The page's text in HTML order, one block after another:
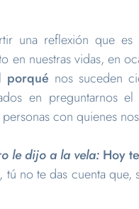
una reflexión que
en nuestras vidas, en
porqué nos suceden
en preguntarnos el
con quienes
le dijo a la vela: Hoy
tú no te das cuenta